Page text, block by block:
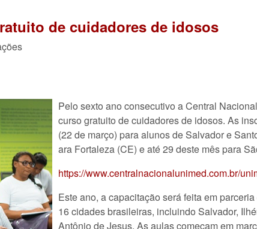
de cuidadores de idosos
Pelo sexto ano consecutivo a Central
curso gratuito de cuidadores de idosos. As
(22 de março) para alunos de Salvador e
ara Fortaleza (CE) e até 29 deste mês para
https://www.centralnacionalunimed.com.br/
Este ano, a capacitação será feita em
16 cidades brasileiras, incluindo Salvador,
Antônio de Jesus. As aulas começam em